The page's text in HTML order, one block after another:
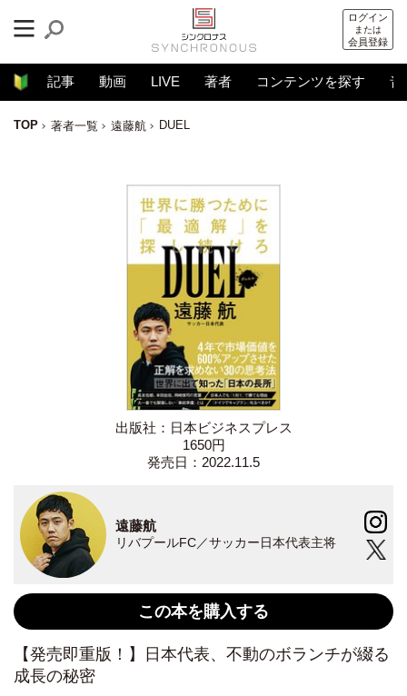
ログイン
または
会員登録
記事 動画 LIVE 著者 コンテンツを探す 音
TOP 著者一覧 遠藤航 DUEL
出版社：日本ビジネスプレス
1650円
発売日：2022.11.5
遠藤航
リバプールFC／サッカー日本代表主将
この本を購入する
【発売即重版！】日本代表、不動のボランチが綴る
成長の秘密